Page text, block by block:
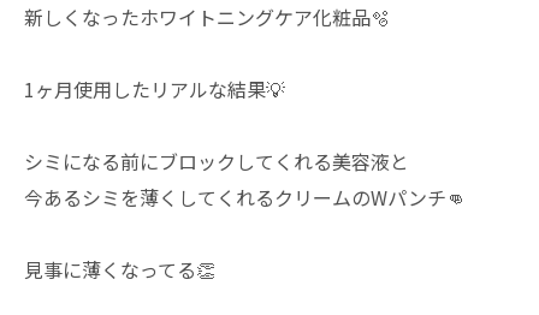
新しくなったホワイトニングケア化粧品🫧
1ヶ月使用したリアルな結果💡
シミになる前にブロックしてくれる美容液と
今あるシミを薄くしてくれるクリームのWパンチ👊
見事に薄くなってる👏